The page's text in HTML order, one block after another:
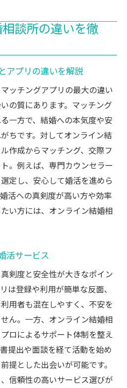
談所の違いを徹
アプリの違いを解説
ッチングアプリの最大の違い
の質にあります。マッチング
一方で、結婚への本気度や安
ちです。対してオンライン結
作成からマッチング、交際フ
。例えば、専門カウンセラー
定し、安心して婚活を進めら
活への真剣度が高い方や効率
い方には、オンライン結婚相
活サービス
剣度と安全性が大きなポイン
は登録や利用が簡単な反面、
用者も混在しやすく、不安を
ん。一方、オンライン結婚相
ロによるサポート体制を整え
提出や面談を経て活動を始め
提とした出会いが可能です。
信頼性の高いサービス選びが